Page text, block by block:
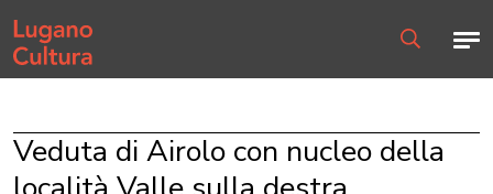
Home page
Veduta di Airolo con nucleo della